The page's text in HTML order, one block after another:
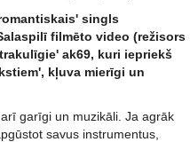
singls
filmēto video (režisors
ak69, kuri iepriekš
kļuva mierīgi un
garīgi un muzikāli. Ja agrāk
savus instrumentus,